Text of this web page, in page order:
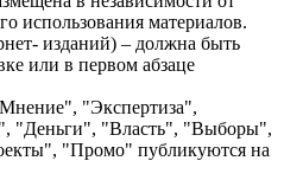
использования материалов.
изданий) – должна быть
или в первом абзаце
"Экспертиза",
"Деньги", "Власть", "Выборы",
"Промо" публикуются на